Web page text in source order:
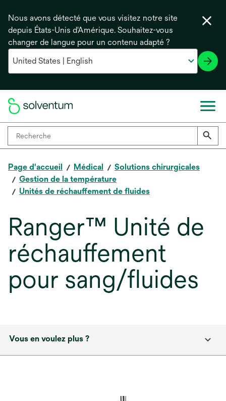
Nous avons détecté que vous visitez notre site
depuis États-Unis d'Amérique. Souhaitez-vous
changer de langue pour un contenu adapté ?
Page d'accueil Médical
Solutions chirurgicales
Gestion de la température
Unités de réchauffement de fluides
Ranger™ Unité de
réchauffement
pour sang/fluides
Vous en voulez plus ?